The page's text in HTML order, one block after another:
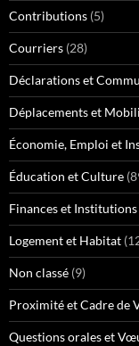
Contributions (5)
Courriers (28)
Déclarations et
Déplacements et
Économie, Emploi et
Éducation et Culture
Finances et Institutions
Logement et Habitat
Non classé (9)
Proximité et Cadre de
Questions orales et